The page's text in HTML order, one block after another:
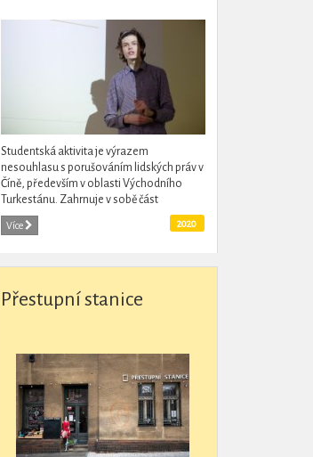
Studentská aktivita je výrazem
nesouhlasu s porušováním lidských práv v
Číně, především v oblasti Východního
Turkestánu. Zahrnuje v sobě část
publikační, přednáškovou a petiční.
Více 2020
Přestupní stanice